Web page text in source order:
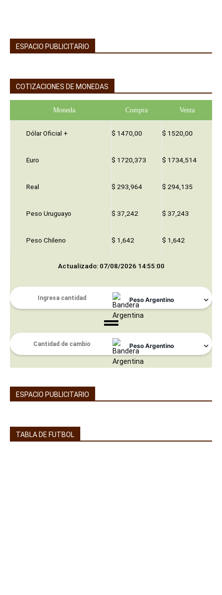
ESPACIO PUBLICITARIO
COTIZACIONES DE MONEDAS
Moneda Compra Venta
Dólar Oficial + $ 1470,00 $ 1520,00
Euro $ 1720,373 $ 1734,514
Real $ 293,964 $ 294,135
Peso Uruguayo $ 37,242 $ 37,243
Peso Chileno $ 1,642 $ 1,642
Actualizado: 07/08/2026 14:55:00
ESPACIO PUBLICITARIO
TABLA DE FUTBOL